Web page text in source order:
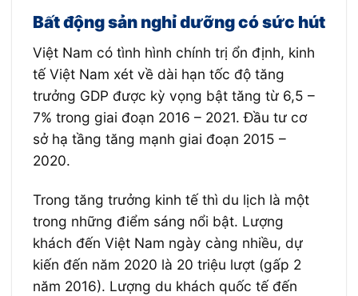
Bất động sản nghỉ dưỡng có sức hút
Việt Nam có tình hình chính trị ổn định, kinh
tế Việt Nam xét về dài hạn tốc độ tăng
trưởng GDP được kỳ vọng bật tăng từ 6,5 –
7% trong giai đoạn 2016 – 2021. Đầu tư cơ
sở hạ tầng tăng mạnh giai đoạn 2015 –
2020.
Trong tăng trưởng kinh tế thì du lịch là một
trong những điểm sáng nổi bật. Lượng
khách đến Việt Nam ngày càng nhiều, dự
kiến đến năm 2020 là 20 triệu lượt (gấp 2
năm 2016). Lượng du khách quốc tế đến